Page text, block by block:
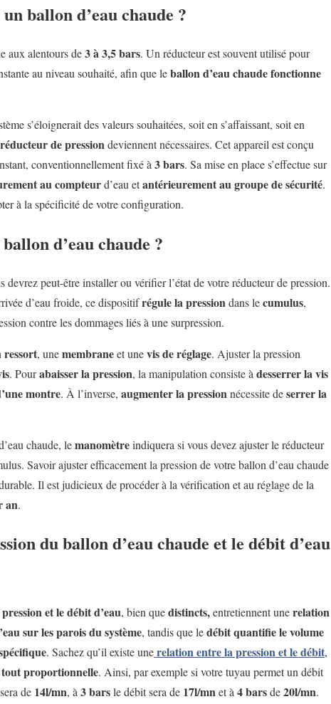
ballon d’eau chaude ?
aux alentours de3 à 3,5 bars. Un réducteur est souvent utilisé pour
au niveau souhaité, afin que leballon d’eau chaude fonctionne
s’éloignerait des valeurs souhaitées, soit en s’affaissant, soit en
réducteur de pressiondeviennent nécessaires. Cet appareil est conçu
conventionnellement fixé à 3 bars. Sa mise en place s’effectue sur
au compteurd’eau etantérieurement au groupe de sécurité.
à la spécificité de votre configuration.
d’eau chaude ?
devrez peut-être installer ou vérifier l’état de votre réducteur de pression.
d’eau froide, ce dispositifrégule la pression dans lecumulus,
contre les dommages liés à une surpression.
ressort, unemembraneet unevis de réglage. Ajuster la pression
. Pourabaisser la pression, la manipulation consiste à desserrer la vis
montre. À l’inverse, augmenter la pression nécessite deserrer la
chaude, lemanomètreindiquera si vous devez ajuster le réducteur
Savoir ajuster efficacement la pression de votre ballon d’eau chaude
Il est judicieux de procéder à la vérification et au réglage de la
an.
du ballon d’eau chaude et le débit d’eau
pression et le débit d’eau, bien quedistincts,entretiennent unerelation
sur les parois du système, tandis que ledébit quantifie le volume
. Sachez qu’il existe unerelation entre la pression et le débit,
tout proportionnelle. Ainsi, par exemple si votre tuyau permet un débit
de 14l/mn, à3 barsle débit sera de 17l/mnet à4 barsde20l/mn.